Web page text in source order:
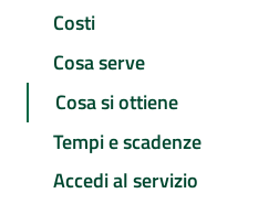
Costi
Cosa serve
Cosa si ottiene
Tempi e scadenze
Accedi al servizio